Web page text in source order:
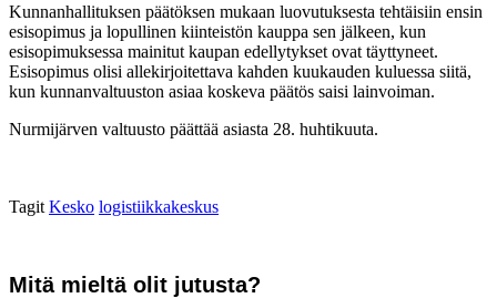
Kunnanhallituksen päätöksen mukaan luovutuksesta tehtäisiin ensin
esisopimus ja lopullinen kiinteistön kauppa sen jälkeen, kun
esisopimuksessa mainitut kaupan edellytykset ovat täyttyneet.
Esisopimus olisi allekirjoitettava kahden kuukauden kuluessa siitä,
kun kunnanvaltuuston asiaa koskeva päätös saisi lainvoiman.
Nurmijärven valtuusto päättää asiasta 28. huhtikuuta.
Tagit Kesko logistiikkakeskus
Mitä mieltä olit jutusta?